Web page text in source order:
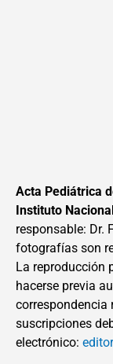
Acta Pediátrica
Instituto
responsable: Dr.
fotografías son
La reproducción
hacerse previa
correspondencia
suscripciones
electrónico: